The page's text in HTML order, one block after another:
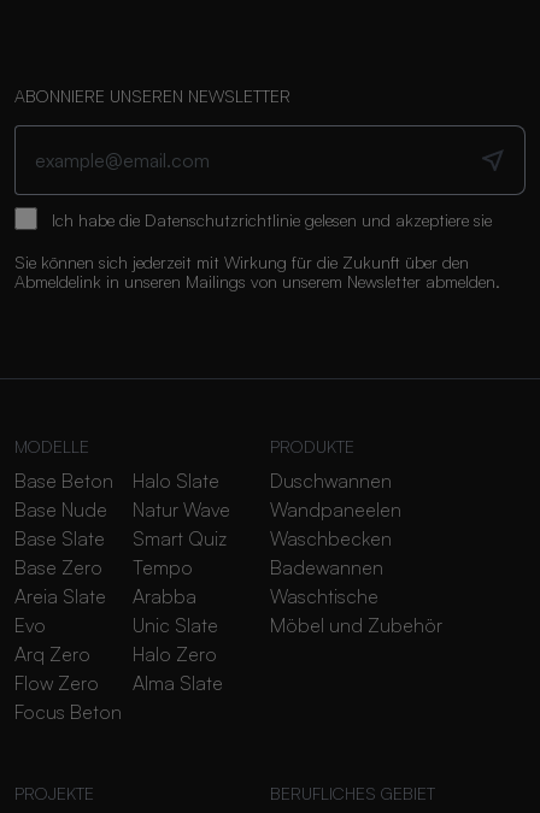
ABONNIERE UNSEREN NEWSLETTER
Ich habe die Datenschutzrichtlinie gelesen und akzeptiere sie
Sie können sich jederzeit mit Wirkung für die Zukunft über den
Abmeldelink in unseren Mailings von unserem Newsletter abmelden.
MODELLE
Base Beton
Base Nude
Base Slate
Base Zero
Areia Slate
Evo
Arq Zero
Flow Zero
Focus Beton
Halo Slate
Natur Wave
Smart Quiz
Tempo
Arabba
Unic Slate
Halo Zero
Alma Slate
PRODUKTE
Duschwannen
Wandpaneelen
Waschbecken
Badewannen
Waschtische
Möbel und Zubehör
PROJEKTE BERUFLICHES GEBIET